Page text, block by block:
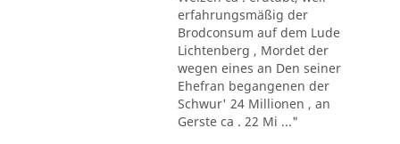
erfahrungsmäßig der
Brodconsum auf dem Lude
Lichtenberg , Mordet der
wegen eines an Den seiner
Ehefran begangenen der
Schwur' 24 Millionen , an
Gerste ca . 22 Mi ..."